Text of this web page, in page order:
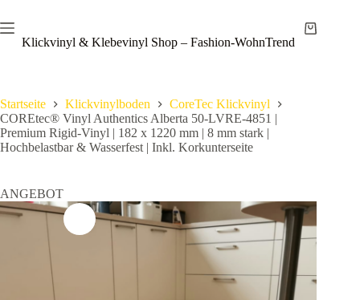
Inhalt
springenKlickvinyl & Klebevinyl Shop – Fashion-WohnTrend
Warenkorb
Startseite Klickvinylboden
CoreTec Klickvinyl
COREtec® Vinyl Authentics Alberta 50-LVRE-4851 |
Premium Rigid-Vinyl | 182 x 1220 mm | 8 mm stark |
Hochbelastbar & Wasserfest | Inkl. Korkunterseite
ANGEBOT